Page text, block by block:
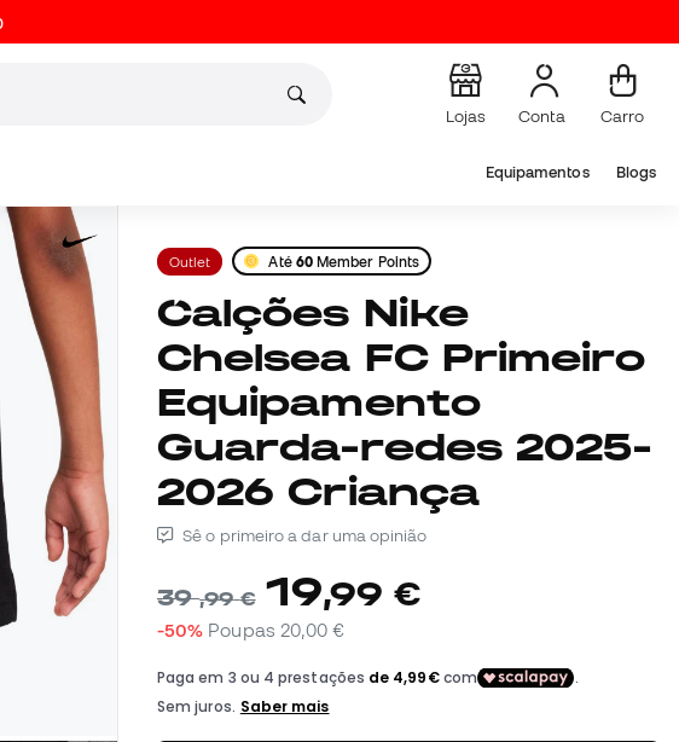
Lojas Conta Carro
Equipamentos Blogs
Outlet Até 60Member Points
Calções Nike
Chelsea FC Primeiro
Equipamento
Guarda-redes 2025-
2026 Criança
Sê o primeiro a dar uma opinião
39,99 € 19,99 €
-50% Poupas 20,00 €